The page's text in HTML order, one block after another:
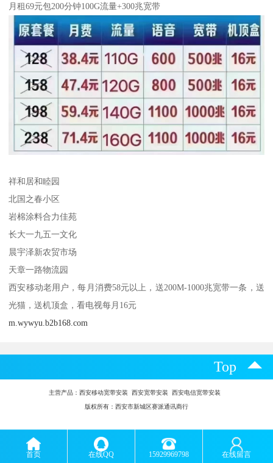
月租69元包200分钟100G流量+300兆宽带
祥和居和睦园
北国之春小区
岩棉涂料合力佳苑
长大一九五一文化
晨宇泽新农贸市场
天章一路物流园
西安移动老用户，每月消费58元以上，送200M-1000兆宽带一条，送
光猫，送机顶盒，看电视每月16元
m.wywyu.b2b168.com
Top
主营产品： 西安移动宽带安装 西安宽带安装 西安电信宽带安装
版权所有：西安市新城区赛派通讯商行
首页 在线QQ 15929969798 在线留言